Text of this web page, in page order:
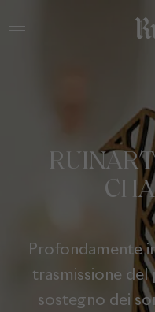
Profondamente
trasmissione
sostegno dei